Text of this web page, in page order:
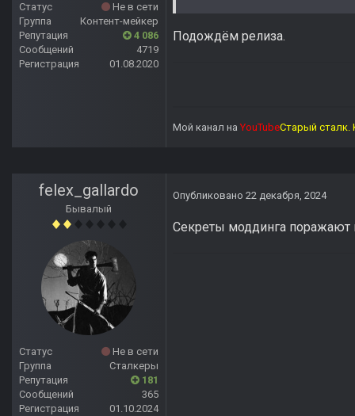
Статус
Не в сети
Группа
Контент-мейкер
Репутация
4 086
Сообщений
4719
Регистрация
01.08.2020
Подождём релиза.
Мой канал наYouTubeСтарый сталк.
felex_gallardo
Бывалый
Статус
Не в сети
Группа
Сталкеры
Репутация
181
Сообщений
365
Регистрация
01.10.2024
Опубликовано 22 декабря, 2024
Секреты моддинга поражают